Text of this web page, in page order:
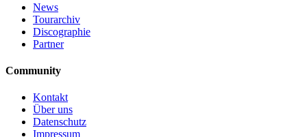
News
Tourarchiv
Discographie
Partner
Community
Kontakt
Über uns
Datenschutz
Impressum